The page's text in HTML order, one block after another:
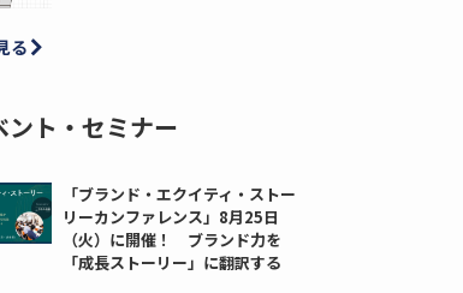
る
ント・セミナー
「ブランド・エクイティ・ストー
リーカンファレンス」8月25日
（火）に開催！ ブランド力を
「成長ストーリー」に翻訳する